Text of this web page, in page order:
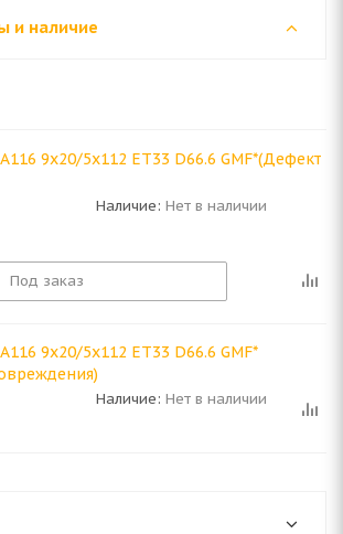
и наличие
9x20/5x112 ET33 D66.6 GMF*(Дефект
Наличие: Нет в наличии
Под заказ
9x20/5x112 ET33 D66.6 GMF*
Наличие: Нет в наличии